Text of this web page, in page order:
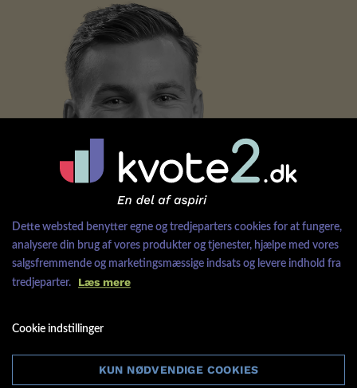
Kom ind på
Dette websted benytter egne og tredjeparters cookies for at fungere,
analysere din brug af vores produkter og tjenester, hjælpe med vores
salgsfremmende og marketingsmæssige indsats og levere indhold fra
tredjeparter. Læs mere
Cookie indstillinger
KUN NØDVENDIGE COOKIES